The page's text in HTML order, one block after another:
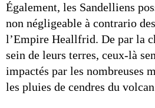
Également, les Sandelliens
non négligeable à contrario
l’Empire Heallfrid. De par la
sein de leurs terres, ceux-là
impactés par les nombreuses
les pluies de cendres du